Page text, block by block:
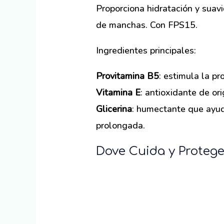
Proporciona hidratación y
de manchas. Con FPS15.
Ingredientes principales:
Provitamina B5: estimula la
Vitamina E: antioxidante de
Glicerina: humectante que
prolongada.
Dove Cuida y